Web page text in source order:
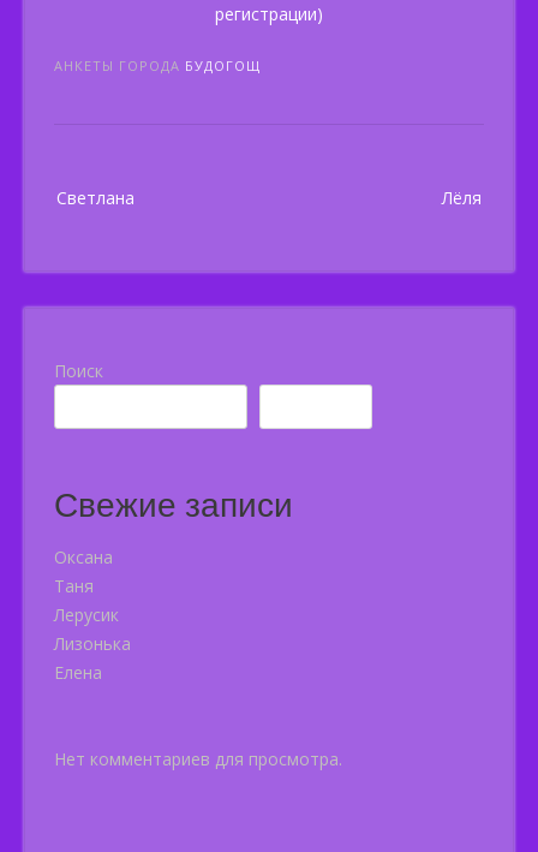
регистрации)
АНКЕТЫ ГОРОДА БУДОГОЩ
navigation
Светлана Лёля
Поиск
Свежие записи
Оксана
Таня
Лерусик
Лизонька
Елена
Нет комментариев для просмотра.